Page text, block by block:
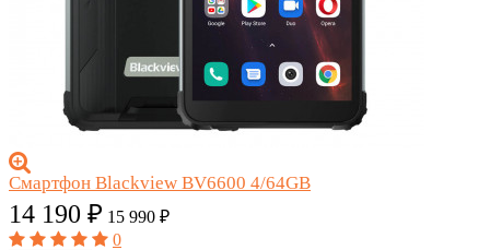
Смартфон Blackview BV6600 4/64GB
14 190 ₽ 15 990 ₽
0